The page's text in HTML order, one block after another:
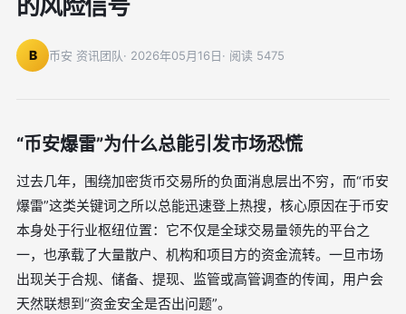
的风险信号
B 币安 资讯团队· 2026年05月16日· 阅读 5475
“币安爆雷”为什么总能引发市场恐慌
过去几年，围绕加密货币交易所的负面消息层出不穷，而“币安
爆雷”这类关键词之所以总能迅速登上热搜，核心原因在于币安
本身处于行业枢纽位置：它不仅是全球交易量领先的平台之
一，也承载了大量散户、机构和项目方的资金流转。一旦市场
出现关于合规、储备、提现、监管或高管调查的传闻，用户会
天然联想到“资金安全是否出问题”。